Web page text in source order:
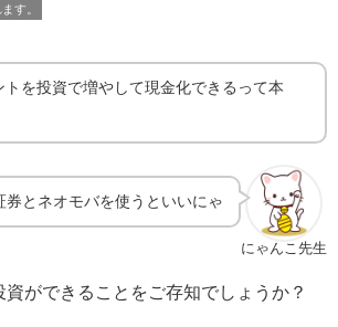
す。
トを投資で増やして現金化できるって本
にゃんこ先生
券とネオモバを使うといいにゃ
ができることをご存知でしょうか？